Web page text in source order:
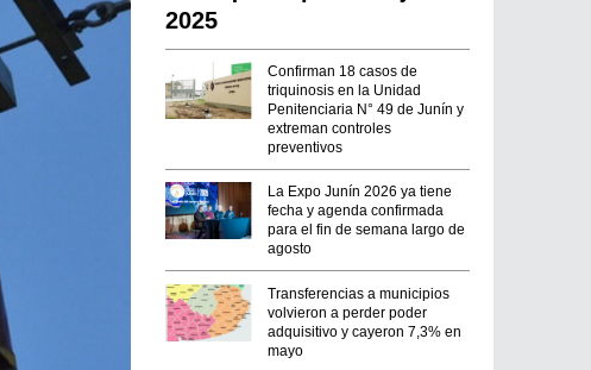
2025
Confirman 18 casos de
triquinosis en la Unidad
Penitenciaria N° 49 de Junín y
extreman controles
preventivos
La Expo Junín 2026 ya tiene
fecha y agenda confirmada
para el fin de semana largo de
agosto
Transferencias a municipios
volvieron a perder poder
adquisitivo y cayeron 7,3% en
mayo